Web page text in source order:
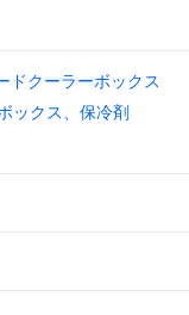
ドクーラーボックス
ックス、保冷剤